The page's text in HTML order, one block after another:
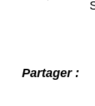
Partager :